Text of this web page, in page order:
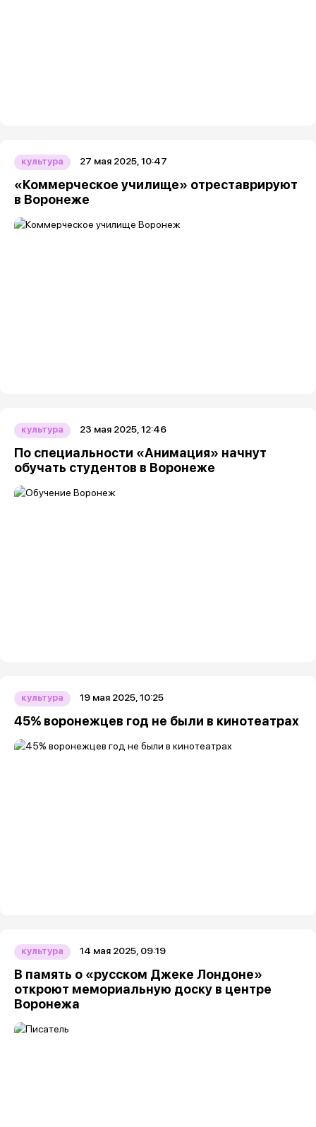
культура 27 мая 2025, 10:47
«Коммерческое училище» отреставрируют
в Воронеже
культура 23 мая 2025, 12:46
По специальности «Анимация» начнут
обучать студентов в Воронеже
культура 19 мая 2025, 10:25
45% воронежцев год не были в кинотеатрах
культура 14 мая 2025, 09:19
В память о «русском Джеке Лондоне»
откроют мемориальную доску в центре
Воронежа